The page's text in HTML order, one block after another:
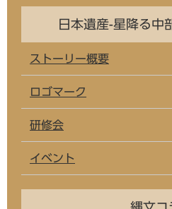
日本遺産-星降る中
ストーリー概要
ロゴマーク
研修会
イベント